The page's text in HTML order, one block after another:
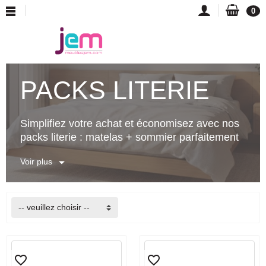
0
PACKS LITERIE
Simplifiez votre achat et économisez avec nos
packs literie : matelas + sommier parfaitement
assortis au meilleur prix.
Pourquoi choisir un pack ?
achat séparé
sommier s'accordent parfaitement
Voir plus
-- veuillez choisir --
favorite_border favorite_border